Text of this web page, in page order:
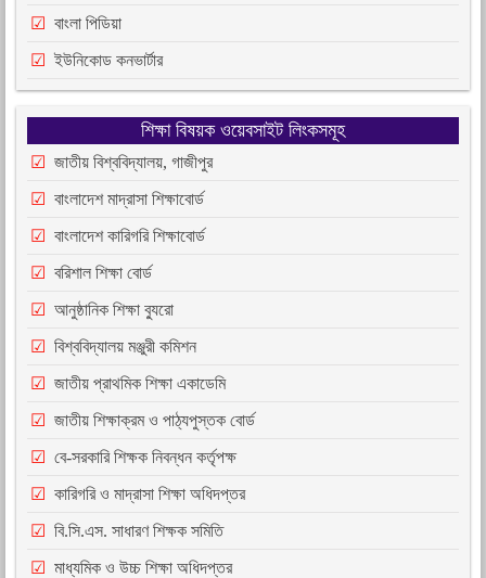
বাংলা পিডিয়া
ইউনিকোড কনভার্টার
শিক্ষা বিষয়ক ওয়েবসাইট লিংকসমূহ
জাতীয় বিশ্ববিদ্যালয়, গাজীপুর
বাংলাদেশ মাদ্রাসা শিক্ষাবোর্ড
বাংলাদেশ কারিগরি শিক্ষাবোর্ড
বরিশাল শিক্ষা বোর্ড
আনুষ্ঠানিক শিক্ষা ব্যুরো
বিশ্ববিদ্যালয় মঞ্জুরী কমিশন
জাতীয় প্রাথমিক শিক্ষা একাডেমি
জাতীয় শিক্ষাক্রম ও পাঠ্যপুস্তক বোর্ড
বে-সরকারি শিক্ষক নিবন্ধন কর্তৃপক্ষ
কারিগরি ও মাদ্রাসা শিক্ষা অধিদপ্তর
বি.সি.এস. সাধারণ শিক্ষক সমিতি
মাধ্যমিক ও উচ্চ শিক্ষা অধিদপ্তর